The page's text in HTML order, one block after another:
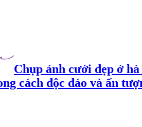
Chụp ảnh cưới đẹp ở
cách độc đáo và ấn